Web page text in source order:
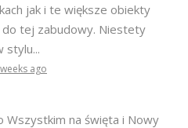
jak i te większe obiekty
do tej zabudowy. Niestety
stylu...
ago
na święta i Nowy